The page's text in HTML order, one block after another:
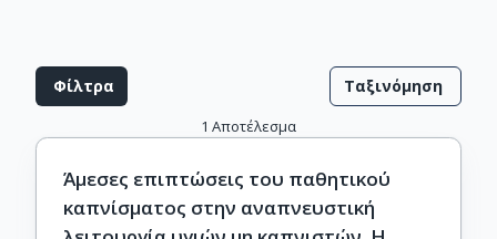
Φίλτρα Ταξινόμηση
1 Αποτέλεσμα
Άμεσες επιπτώσεις του παθητικού
καπνίσματος στην αναπνευστική